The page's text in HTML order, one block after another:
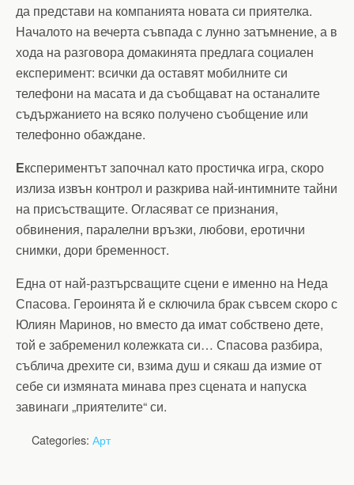
да представи на компанията новата си приятелка.
Началото на вечерта съвпада с лунно затъмнение, а в
хода на разговора домакинята предлага социален
експеримент: всички да оставят мобилните си
телефони на масата и да съобщават на останалите
съдържанието на всяко получено съобщение или
телефонно обаждане.
Експериментът започнал като простичка игра, скоро
излиза извън контрол и разкрива най-интимните тайни
на присъстващите. Огласяват се признания,
обвинения, паралелни връзки, любови, еротични
снимки, дори бременност.
Една от най-разтърсващите сцени е именно на Неда
Спасова. Героинята й е сключила брак съвсем скоро с
Юлиян Маринов, но вместо да имат собствено дете,
той е забременил колежката си… Спасова разбира,
съблича дрехите си, взима душ и сякаш да измие от
себе си измяната минава през сцената и напуска
завинаги „приятелите“ си.
Categories: Арт